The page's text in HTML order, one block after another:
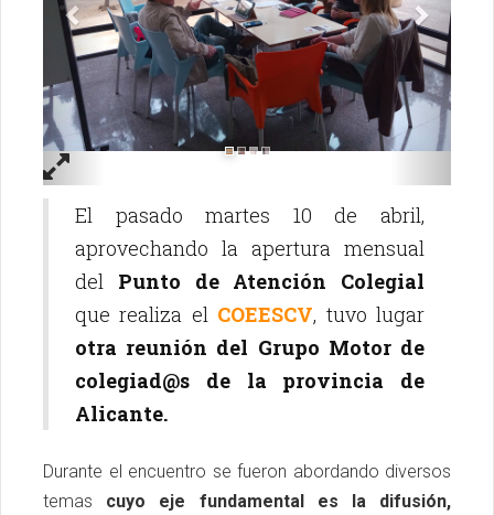
El pasado martes 10 de abril,
aprovechando la apertura mensual
del Punto de Atención Colegial
que realiza el COEESCV, tuvo lugar
otra reunión del Grupo Motor de
colegiad@s de la provincia de
Alicante.
Durante el encuentro se fueron abordando diversos
temas cuyo eje fundamental es la difusión,